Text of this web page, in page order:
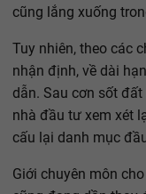
cũng lắng xuống
Tuy nhiên, theo các
nhận định, về dài
dẫn. Sau cơn sốt
nhà đầu tư xem xét
cấu lại danh mục
Giới chuyên môn